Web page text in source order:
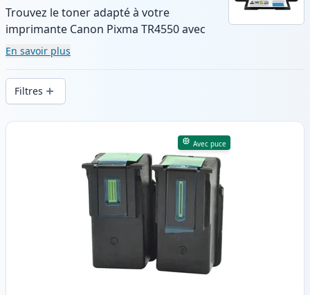
Trouvez le toner adapté à votre
imprimante Canon Pixma TR4550 avec
notre gamme de cartouches compatibles
et haute capacité. Profitez d’une qualité
d’impression constante et d’une livraison
rapide depuis un stock local en .
En savoir plus
Filtres
Produits
Avec puce